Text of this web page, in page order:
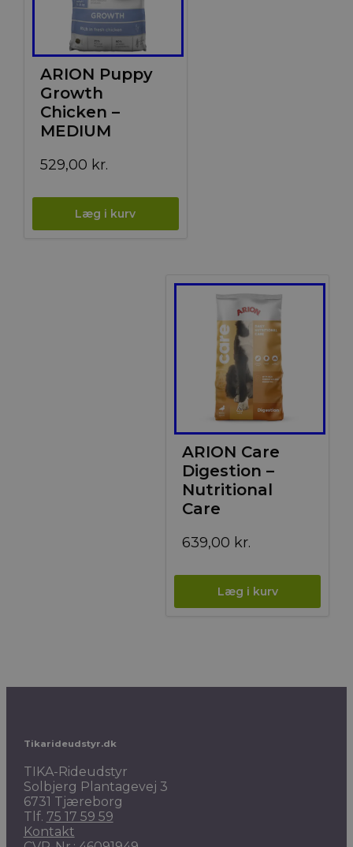
ARION Puppy
Growth
Chicken –
MEDIUM
529,00 kr.
ARION Care
Digestion –
Nutritional
Care
639,00 kr.
Tikarideudstyr.dk
TIKA-Rideudstyr
Solbjerg Plantagevej 3
6731 Tjæreborg
Tlf. 75 17 59 59
Kontakt